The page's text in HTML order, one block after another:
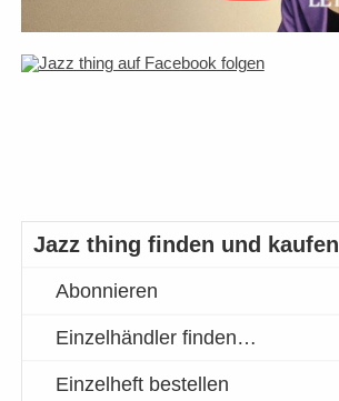
Jazz thing finden und kaufen
Abonnieren
Einzelhändler finden…
Einzelheft bestellen